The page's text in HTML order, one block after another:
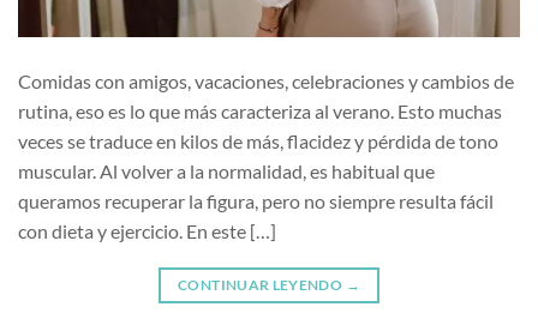
Comidas con amigos, vacaciones, celebraciones y cambios de
rutina, eso es lo que más caracteriza al verano. Esto muchas
veces se traduce en kilos de más, flacidez y pérdida de tono
muscular. Al volver a la normalidad, es habitual que
queramos recuperar la figura, pero no siempre resulta fácil
con dieta y ejercicio. En este […]
CONTINUAR LEYENDO →